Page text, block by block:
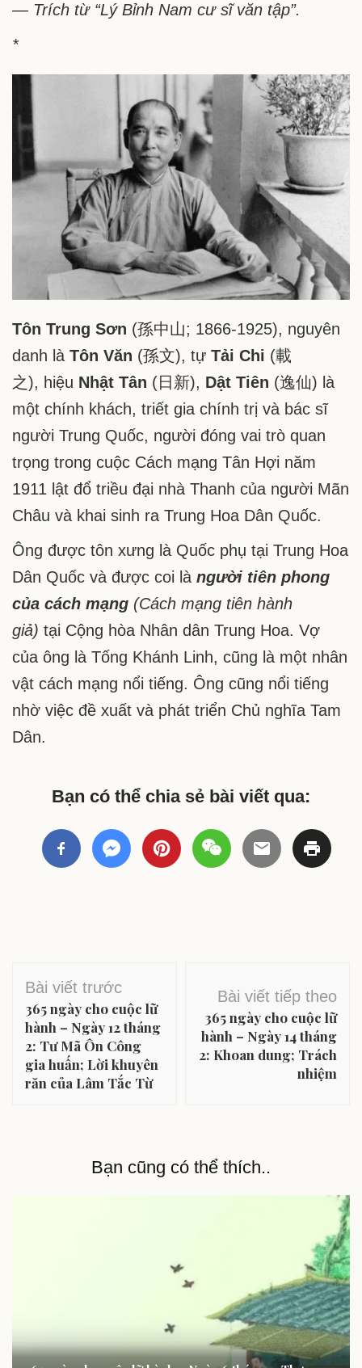
— Trích từ “Lý Bỉnh Nam cư sĩ văn tập”.
*
Tôn Trung Sơn (孫中山; 1866-1925), nguyên
danh là Tôn Văn (孫文), tự Tải Chi (載
之), hiệu Nhật Tân (日新), Dật Tiên (逸仙) là
một chính khách, triết gia chính trị và bác sĩ
người Trung Quốc, người đóng vai trò quan
trọng trong cuộc Cách mạng Tân Hợi năm
1911 lật đổ triều đại nhà Thanh của người Mãn
Châu và khai sinh ra Trung Hoa Dân Quốc.
Ông được tôn xưng là Quốc phụ tại Trung Hoa
Dân Quốc và được coi là người tiên phong
của cách mạng (Cách mạng tiên hành
giả) tại Cộng hòa Nhân dân Trung Hoa. Vợ
của ông là Tống Khánh Linh, cũng là một nhân
vật cách mạng nổi tiếng. Ông cũng nổi tiếng
nhờ việc đề xuất và phát triển Chủ nghĩa Tam
Dân.
Bạn có thể chia sẻ bài viết qua:
Điều
hướng
bài
viết
Bài viết trước
365 ngày cho cuộc lữ
hành – Ngày 12 tháng
2: Tư Mã Ôn Công
gia huấn; Lời khuyên
răn của Lâm Tắc Từ
Bài viết tiếp theo
365 ngày cho cuộc lữ
hành – Ngày 14 tháng
2: Khoan dung; Trách
nhiệm
Bạn cũng có thể thích..